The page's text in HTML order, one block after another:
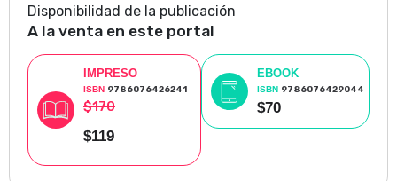
de esos jardineritos aliados de los Magos, logró que
retomaran su camino para felicidad de los inocentes que
los esperaban con ilusión.
Disponibilidad de la publicación
A la venta en este portal
IMPRESO
ISBN 9786076426241
$170
$119
EBOOK
ISBN 9786076429044
$70